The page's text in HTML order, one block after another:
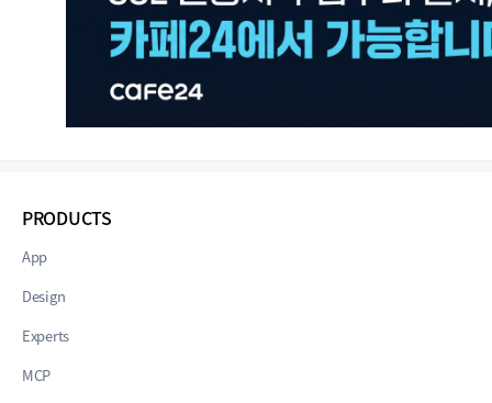
PRODUCTS
App
Design
Experts
MCP